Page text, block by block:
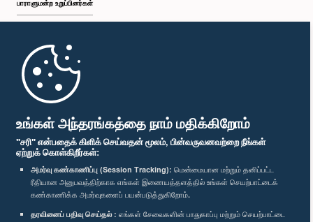
உங்கள் அந்தரங்கத்தை நாம் மதிக்கிறோம்
"சரி" என்பதைக் கிளிக் செய்வதன் மூலம், பின்வருவனவற்றை நீங்கள்
ஏற்றுக் கொள்கிறீர்கள்:
அமர்வு கண்காணிப்பு (Session Tracking): மென்மையான மற்றும் தனிப்பட்ட
ரீதியான அனுபவத்திற்காக எங்கள் இணையத்தளத்தில் உங்கள் செயற்பாட்டைக்
கண்காணிக்க அமர்வுகளைப் பயன்படுத்துகிறோம்.
தரவினைப் பதிவு செய்தல் : எங்கள் சேவைகளின் பாதுகாப்பு மற்றும் செயற்பாட்டை
பாராளுமன்ற உறுப்பினர்கள்
முதற்பக்கம்
பாராளுமன்ற கையடக்க செயலி
எம்மை பின்தொடர்க :